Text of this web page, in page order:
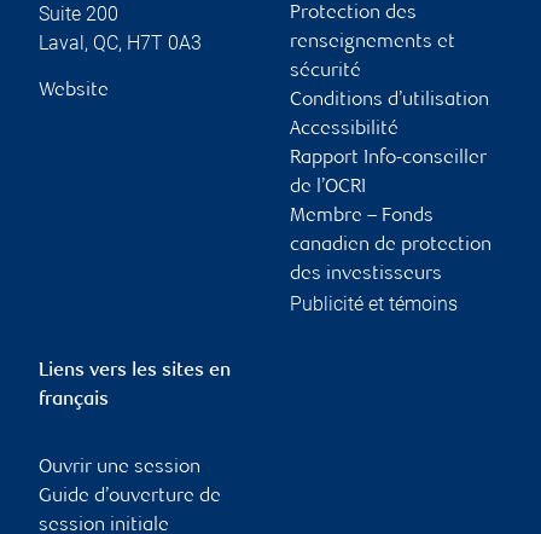
Suite 200
Laval, QC, H7T 0A3
Website
Protection des
renseignements et
sécurité
Conditions d’utilisation
Accessibilité
Rapport Info-conseiller
de l’OCRI
Membre – Fonds
canadien de protection
des investisseurs
Publicité et témoins
Liens vers les sites en
français
Ouvrir une session
Guide d’ouverture de
session initiale